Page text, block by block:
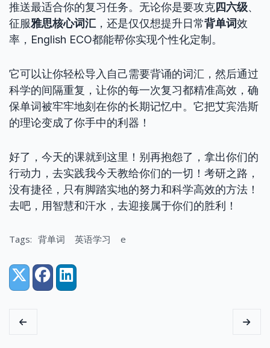
推送最适合你的复习任务。无论你是要攻克四六级、
征服雅思核心词汇 ，还是仅仅想提升日常背单词效
率，English ECO都能帮你实现个性化定制。
它可以让你轻松导入自己需要背诵的词汇，然后通过
科学的间隔重复，让你的每一次复习都精准高效，确
保单词被牢牢地刻在你的长期记忆中。它把艾宾浩斯
的理论变成了你手中的利器！
好了，今天的课就到这里！别再抱怨了，拿出你们的
行动力，去实践我今天教给你们的一切！考研之路，
没有捷径，只有脚踏实地的努力和科学高效的方法！
去吧，用智慧和汗水，去迎接属于你们的胜利！
Tags: 背单词 英语学习 e
Share:
X (Twitter)
FacebookLinkedIn